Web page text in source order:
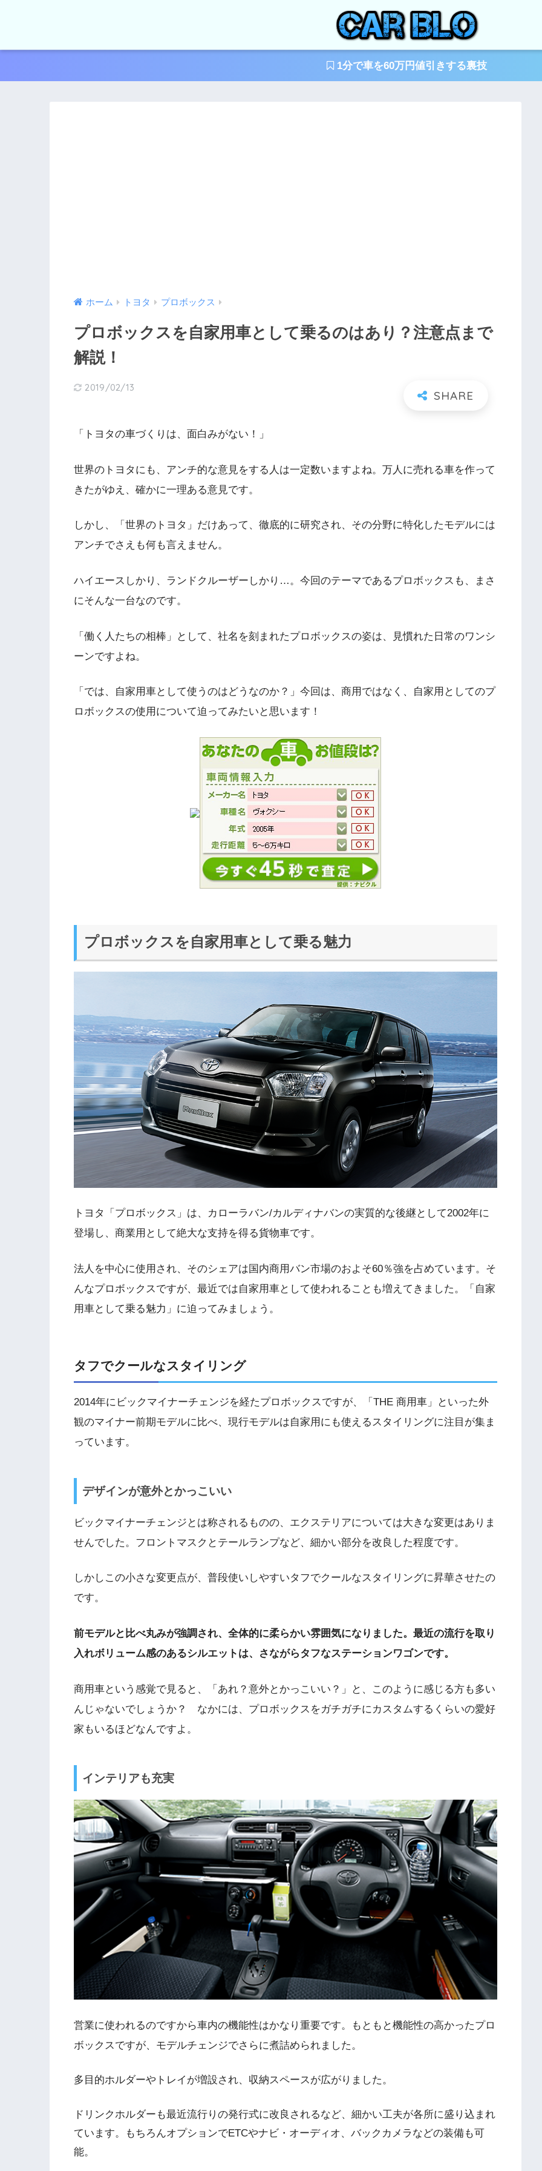
1分で車を60万円値引きする裏技
ホーム トヨタ プロボックス
プロボックスを自家用車として乗るのはあり？注意点まで
解説！
2019/02/13
「トヨタの車づくりは、面白みがない！」
世界のトヨタにも、アンチ的な意見をする人は一定数いますよね。万人に売れる車を作って
きたがゆえ、確かに一理ある意見です。
しかし、「世界のトヨタ」だけあって、徹底的に研究され、その分野に特化したモデルには
アンチでさえも何も言えません。
ハイエースしかり、ランドクルーザーしかり…。今回のテーマであるプロボックスも、まさ
にそんな一台なのです。
「働く人たちの相棒」として、社名を刻まれたプロボックスの姿は、見慣れた日常のワンシ
ーンですよね。
「では、自家用車として使うのはどうなのか？」今回は、商用ではなく、自家用としてのプ
ロボックスの使用について迫ってみたいと思います！
プロボックスを自家用車として乗る魅力
トヨタ「プロボックス」は、カローラバン/カルディナバンの実質的な後継として2002年に
登場し、商業用として絶大な支持を得る貨物車です。
法人を中心に使用され、そのシェアは国内商用バン市場のおよそ60％強を占めています。そ
んなプロボックスですが、最近では自家用車として使われることも増えてきました。「自家
用車として乗る魅力」に迫ってみましょう。
タフでクールなスタイリング
2014年にビックマイナーチェンジを経たプロボックスですが、「THE 商用車」といった外
観のマイナー前期モデルに比べ、現行モデルは自家用にも使えるスタイリングに注目が集ま
っています。
デザインが意外とかっこいい
ビックマイナーチェンジとは称されるものの、エクステリアについては大きな変更はありま
せんでした。フロントマスクとテールランプなど、細かい部分を改良した程度です。
しかしこの小さな変更点が、普段使いしやすいタフでクールなスタイリングに昇華させたの
です。
前モデルと比べ丸みが強調され、全体的に柔らかい雰囲気になりました。最近の流行を取り
入れボリューム感のあるシルエットは、さながらタフなステーションワゴンです。
商用車という感覚で見ると、「あれ？意外とかっこいい？」と、このように感じる方も多い
んじゃないでしょうか？ なかには、プロボックスをガチガチにカスタムするくらいの愛好
家もいるほどなんですよ。
インテリアも充実
営業に使われるのですから車内の機能性はかなり重要です。もともと機能性の高かったプロ
ボックスですが、モデルチェンジでさらに煮詰められました。
多目的ホルダーやトレイが増設され、収納スペースが広がりました。
ドリンクホルダーも最近流行りの発行式に改良されるなど、細かい工夫が各所に盛り込まれ
ています。もちろんオプションでETCやナビ・オーディオ、バックカメラなどの装備も可
能。